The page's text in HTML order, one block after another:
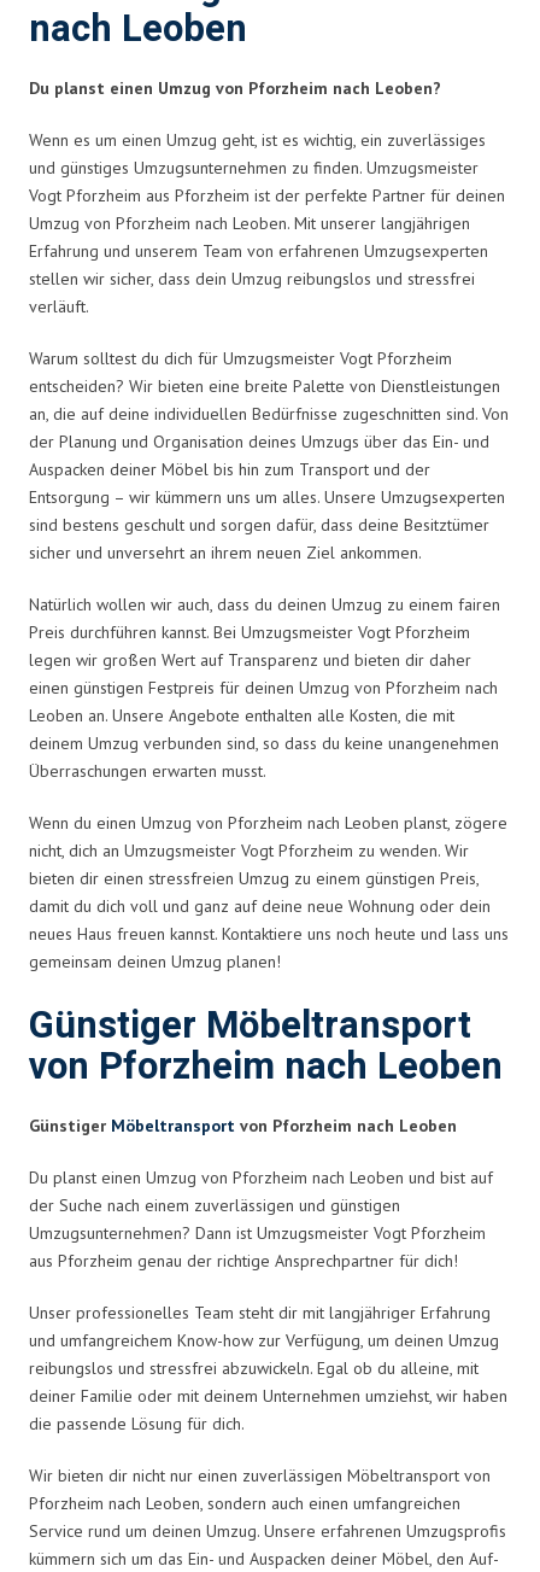
nach Leoben
Du planst einen Umzug von Pforzheim nach Leoben?
Wenn es um einen Umzug geht, ist es wichtig, ein zuverlässiges
und günstiges Umzugsunternehmen zu finden. Umzugsmeister
Vogt Pforzheim aus Pforzheim ist der perfekte Partner für deinen
Umzug von Pforzheim nach Leoben. Mit unserer langjährigen
Erfahrung und unserem Team von erfahrenen Umzugsexperten
stellen wir sicher, dass dein Umzug reibungslos und stressfrei
verläuft.
Warum solltest du dich für Umzugsmeister Vogt Pforzheim
entscheiden? Wir bieten eine breite Palette von Dienstleistungen
an, die auf deine individuellen Bedürfnisse zugeschnitten sind. Von
der Planung und Organisation deines Umzugs über das Ein- und
Auspacken deiner Möbel bis hin zum Transport und der
Entsorgung – wir kümmern uns um alles. Unsere Umzugsexperten
sind bestens geschult und sorgen dafür, dass deine Besitztümer
sicher und unversehrt an ihrem neuen Ziel ankommen.
Natürlich wollen wir auch, dass du deinen Umzug zu einem fairen
Preis durchführen kannst. Bei Umzugsmeister Vogt Pforzheim
legen wir großen Wert auf Transparenz und bieten dir daher
einen günstigen Festpreis für deinen Umzug von Pforzheim nach
Leoben an. Unsere Angebote enthalten alle Kosten, die mit
deinem Umzug verbunden sind, so dass du keine unangenehmen
Überraschungen erwarten musst.
Wenn du einen Umzug von Pforzheim nach Leoben planst, zögere
nicht, dich an Umzugsmeister Vogt Pforzheim zu wenden. Wir
bieten dir einen stressfreien Umzug zu einem günstigen Preis,
damit du dich voll und ganz auf deine neue Wohnung oder dein
neues Haus freuen kannst. Kontaktiere uns noch heute und lass uns
gemeinsam deinen Umzug planen!
Günstiger Möbeltransport
von Pforzheim nach Leoben
Günstiger Möbeltransport von Pforzheim nach Leoben
Du planst einen Umzug von Pforzheim nach Leoben und bist auf
der Suche nach einem zuverlässigen und günstigen
Umzugsunternehmen? Dann ist Umzugsmeister Vogt Pforzheim
aus Pforzheim genau der richtige Ansprechpartner für dich!
Unser professionelles Team steht dir mit langjähriger Erfahrung
und umfangreichem Know-how zur Verfügung, um deinen Umzug
reibungslos und stressfrei abzuwickeln. Egal ob du alleine, mit
deiner Familie oder mit deinem Unternehmen umziehst, wir haben
die passende Lösung für dich.
Wir bieten dir nicht nur einen zuverlässigen Möbeltransport von
Pforzheim nach Leoben, sondern auch einen umfangreichen
Service rund um deinen Umzug. Unsere erfahrenen Umzugsprofis
kümmern sich um das Ein- und Auspacken deiner Möbel, den Auf-